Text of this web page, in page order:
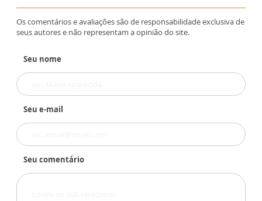
Os comentários e avaliações são de responsabilidade exclusiva de
seus autores e não representam a opinião do site.
Seu nome
Seu e-mail
Seu comentário